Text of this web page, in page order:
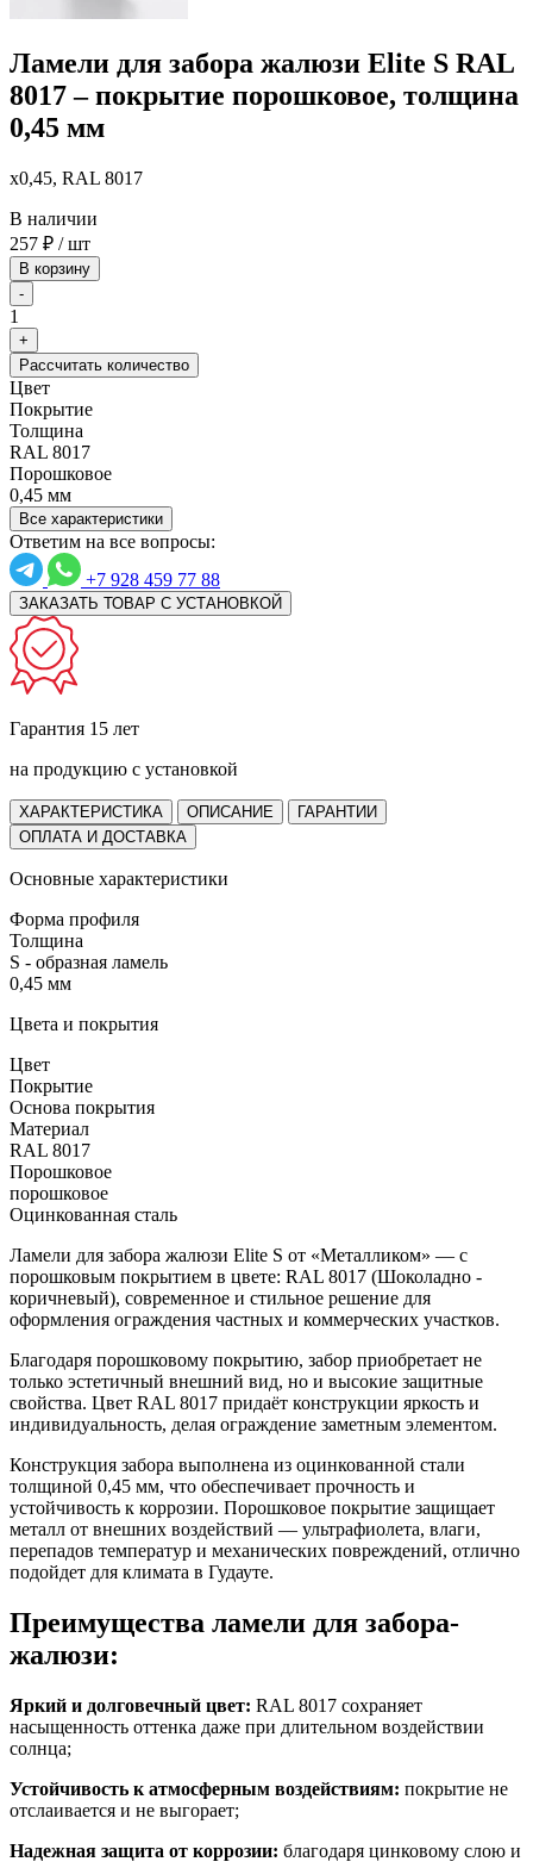
Ламели для забора жалюзи Elite S RAL
8017 – покрытие порошковое, толщина
0,45 мм
x0,45, RAL 8017
В наличии
257 ₽ / шт
В корзину
-
1
+
Рассчитать количество
Цвет
Покрытие
Толщина
RAL 8017
Порошковое
0,45 мм
Все характеристики
Ответим на все вопросы:
+7 928 459 77 88
ЗАКАЗАТЬ ТОВАР С УСТАНОВКОЙ
Гарантия 15 лет
на продукцию с установкой
ХАРАКТЕРИСТИКА ОПИСАНИЕ
ГАРАНТИИ
ОПЛАТА И ДОСТАВКА
Основные характеристики
Форма профиля
Толщина
S - образная ламель
0,45 мм
Цвета и покрытия
Цвет
Покрытие
Основа покрытия
Материал
RAL 8017
Порошковое
порошковое
Оцинкованная сталь
Ламели для забора жалюзи Elite S от «Металликом» — с
порошковым покрытием в цвете: RAL 8017 (Шоколадно -
коричневый), современное и стильное решение для
оформления ограждения частных и коммерческих участков.
Благодаря порошковому покрытию, забор приобретает не
только эстетичный внешний вид, но и высокие защитные
свойства. Цвет RAL 8017 придаёт конструкции яркость и
индивидуальность, делая ограждение заметным элементом.
Конструкция забора выполнена из оцинкованной стали
толщиной 0,45 мм, что обеспечивает прочность и
устойчивость к коррозии. Порошковое покрытие защищает
металл от внешних воздействий — ультрафиолета, влаги,
перепадов температур и механических повреждений, отлично
подойдет для климата в Гудауте.
Преимущества ламели для забора-
жалюзи:
Яркий и долговечный цвет: RAL 8017 сохраняет
насыщенность оттенка даже при длительном воздействии
солнца;
Устойчивость к атмосферным воздействиям: покрытие не
отслаивается и не выгорает;
Надежная защита от коррозии: благодаря цинковому слою и